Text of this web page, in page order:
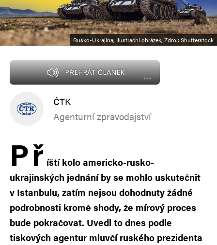
Rusko-Ukrajina, Ilustrační obrázek, Zdroj: Shutterstock
PŘEHRÁT ČLÁNEK
ČTK
Agenturní zpravodajství
Př íští kolo americko-rusko-
ukrajinských jednání by se mohlo uskutečnit
v Istanbulu, zatím nejsou dohodnuty žádné
podrobnosti kromě shody, že mírový proces
bude pokračovat. Uvedl to dnes podle
tiskových agentur mluvčí ruského prezidenta